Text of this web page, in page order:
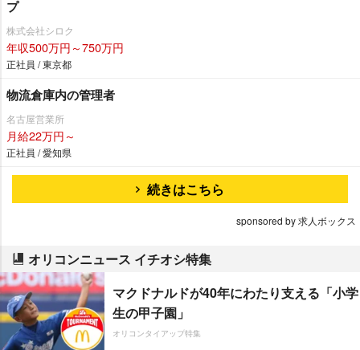
プ
株式会社シロク
年収500万円～750万円
正社員 / 東京都
物流倉庫内の管理者
名古屋営業所
月給22万円～
正社員 / 愛知県
続きはこちら
sponsored by 求人ボックス
オリコンニュース イチオシ特集
マクドナルドが40年にわたり支える「小学
生の甲子園」
オリコンタイアップ特集